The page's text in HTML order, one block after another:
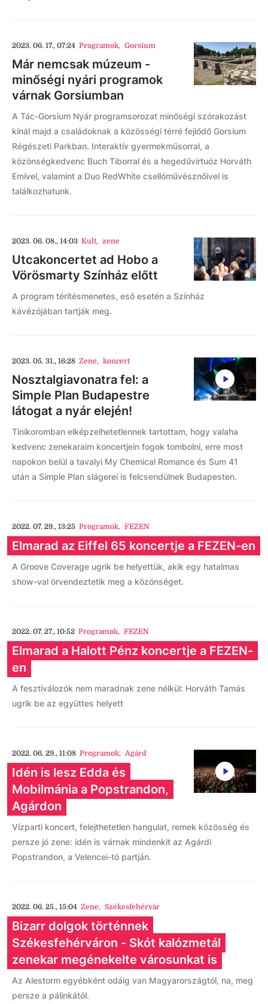
2023. 06. 17., 07:24 Programok, Gorsium
Már nemcsak múzeum -
minőségi nyári programok
várnak Gorsiumban
A Tác-Gorsium Nyár programsorozat minőségi szórakozást
kínál majd a családoknak a közösségi térré fejlődő Gorsium
Régészeti Parkban. Interaktív gyermekműsorral, a
közönségkedvenc Buch Tiborral és a hegedűvirtuóz Horváth
Emivel, valamint a Duo RedWhite csellóművésznőivel is
találkozhatunk.
2023. 06. 08., 14:03 Kult, zene
Utcakoncertet ad Hobo a
Vörösmarty Színház előtt
A program térítésmenetes, eső esetén a Színház
kávézójában tartják meg.
2023. 05. 31., 16:28 Zene, koncert
Nosztalgiavonatra fel: a
Simple Plan Budapestre
látogat a nyár elején!
Tinikoromban elképzelhetetlennek tartottam, hogy valaha
kedvenc zenekaraim koncertjein fogok tombolni, erre most
napokon belül a tavalyi My Chemical Romance és Sum 41
után a Simple Plan slágerei is felcsendülnek Budapesten.
2022. 07. 29., 13:25 Programok, FEZEN
Elmarad az Eiffel 65 koncertje a FEZEN-en
A Groove Coverage ugrik be helyettük, akik egy hatalmas
show-val örvendeztetik meg a közönséget.
2022. 07. 27., 10:52 Programok, FEZEN
Elmarad a Halott Pénz koncertje a FEZEN-
en
A fesztiválozók nem maradnak zene nélkül: Horváth Tamás
ugrik be az együttes helyett
2022. 06. 29., 11:08 Programok, Agárd
Idén is lesz Edda és
Mobilmánia a Popstrandon,
Agárdon
Vízparti koncert, felejthetetlen hangulat, remek közösség és
persze jó zene: idén is várnak mindenkit az Agárdi
Popstrandon, a Velencei-tó partján.
2022. 06. 25., 15:04 Zene, Székesfehérvár
Bizarr dolgok történnek
Székesfehérváron - Skót kalózmetál
zenekar megénekelte városunkat is
Az Alestorm egyébként odáig van Magyarországtól, na, meg
persze a pálinkától.